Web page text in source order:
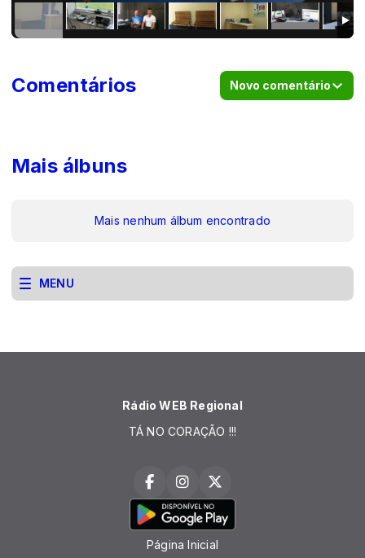
Mais álbuns
Mais nenhum álbum encontrado
Comentários Novo comentário
MENU
Rádio WEB Regional
TÁ NO CORAÇÃO !!!
Página Inicial